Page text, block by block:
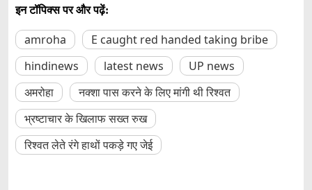
इन टॉपिक्स पर और पढ़ें:
amroha
E caught red handed taking bribe
hindinews
latest news
UP news
अमरोहा
नक्शा पास करने के लिए मांगी थी रिश्वत
भ्रष्टाचार के खिलाफ सख्त रुख
रिश्वत लेते रंगे हाथों पकड़े गए जेई